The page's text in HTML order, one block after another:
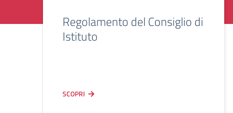
Regolamento del Consiglio di
Istituto
SCOPRI